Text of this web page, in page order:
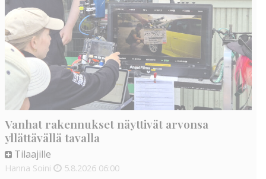
Vanhat rakennukset näyttivät arvonsa
yllättävällä tavalla
Tilaajille
Hanna Soini 5.8.2026 06:00